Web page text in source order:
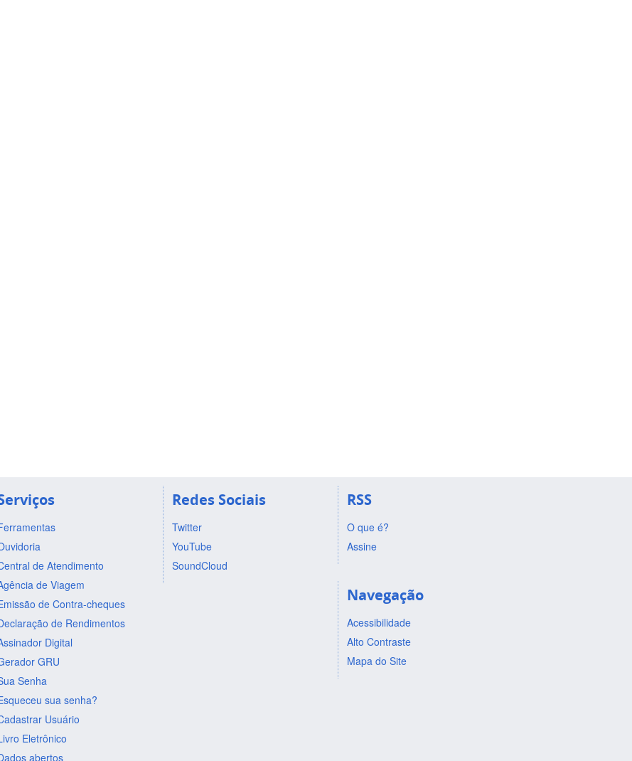
de Atendimento
de Viagem
de Contra-cheques
de Rendimentos
Digital
GRU
Senha
sua senha?
Usuário
Eletrônico
abertos
Redes Sociais
Twitter
YouTube
SoundCloud
RSS
O que é?
Assine
Navegação
Acessibilidade
Alto Contraste
Mapa do Site